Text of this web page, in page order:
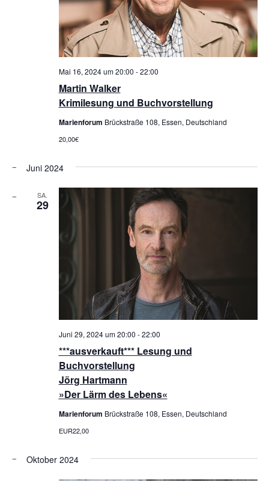
Martin Walker
Krimilesung und Buchvorstellung
Mai 16, 2024 um 20:00 -22:00
Marienforum Brückstraße 108, Essen, Deutschland
20,00€
Juni 2024
SA.
29
***ausverkauft*** Lesung und
Buchvorstellung
Jörg Hartmann
»Der Lärm des Lebens«
Juni 29, 2024 um 20:00 -22:00
Marienforum Brückstraße 108, Essen, Deutschland
EUR22,00
Oktober 2024